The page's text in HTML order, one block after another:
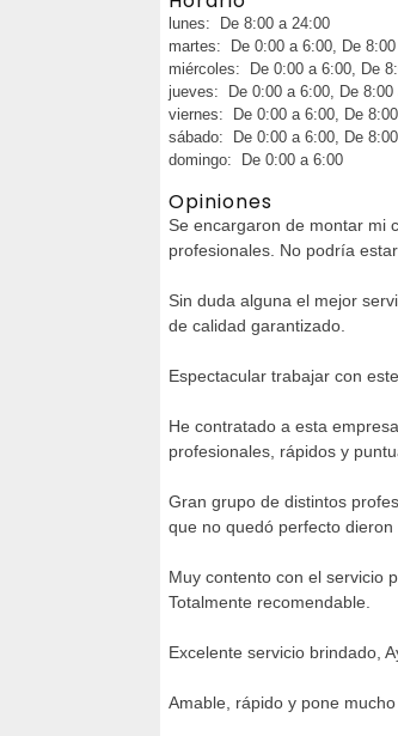
lunes: De 8:00 a 24:00
martes: De 0:00 a 6:00, De
miércoles: De 0:00 a 6:00, De
jueves: De 0:00 a 6:00, De 8:00
viernes: De 0:00 a 6:00, De
sábado: De 0:00 a 6:00, De
domingo: De 0:00 a 6:00
Opiniones
Se encargaron de montar mi
profesionales. No podría
Sin duda alguna el mejor
de calidad garantizado.
Espectacular trabajar con
He contratado a esta
profesionales, rápidos y
Gran grupo de distintos
que no quedó perfecto
Muy contento con el servicio
Totalmente recomendable.
Excelente servicio brindado,
Amable, rápido y pone